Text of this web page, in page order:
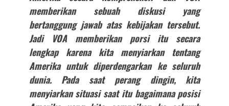
memberikan sebuah diskusi yang
bertanggung jawab atas kebijakan tersebut.
Jadi VOA memberikan porsi itu secara
lengkap karena kita menyiarkan tentang
Amerika untuk diperdengarkan ke seluruh
dunia. Pada saat perang dingin, kita
menyiarkan situasi saat itu bagaimana posisi